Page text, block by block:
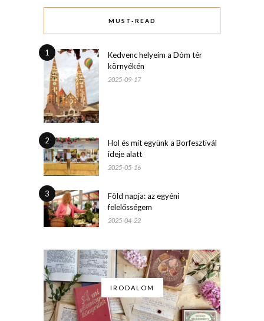
MUST-READ
1
Kedvenc helyeim a Dóm tér
környékén
2025-09-17
2
Hol és mit együnk a Borfesztivál
ideje alatt
2025-05-16
3
Föld napja: az egyéni
felelősségem
2025-04-22
IRODALOM